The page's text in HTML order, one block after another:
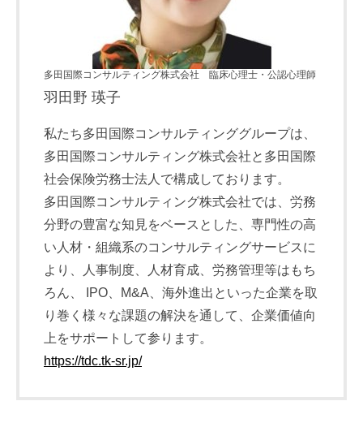
多田国際コンサルティング株式会社 臨床心理士・公認心理師
羽田野 瑛子
私たち多田国際コンサルティンググループは、
多田国際コンサルティング株式会社と多田国際
社会保険労務士法人で構成しております。
多田国際コンサルティング株式会社では、労務
分野の豊富な知見をベースとした、専門性の高
い人材・組織系のコンサルティングサービスに
より、人事制度、人材育成、労務管理等はもち
ろん、 IPO、M&A、海外進出といった企業を取
り巻く様々な課題の解決を通して、企業価値向
上をサポートして参ります。
https://tdc.tk-sr.jp/